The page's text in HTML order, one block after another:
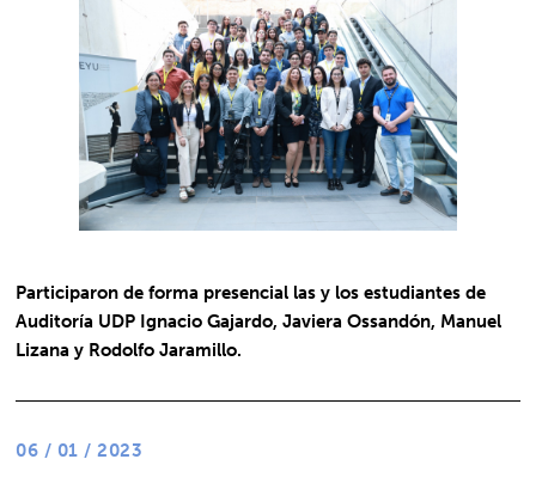
Participaron de forma presencial las y los estudiantes de
Auditoría UDP Ignacio Gajardo, Javiera Ossandón, Manuel
Lizana y Rodolfo Jaramillo.
06 / 01 / 2023